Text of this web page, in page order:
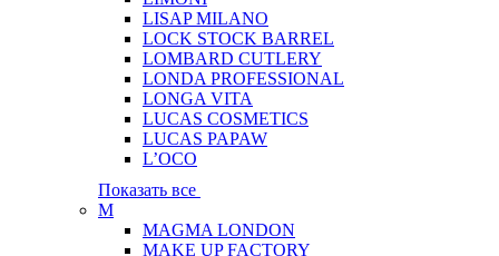
LISAP MILANO
LOCK STOCK BARREL
LOMBARD CUTLERY
LONDA PROFESSIONAL
LONGA VITA
LUCAS COSMETICS
LUCAS PAPAW
L’OCO
Показать все
M
MAGMA LONDON
MAKE UP FACTORY